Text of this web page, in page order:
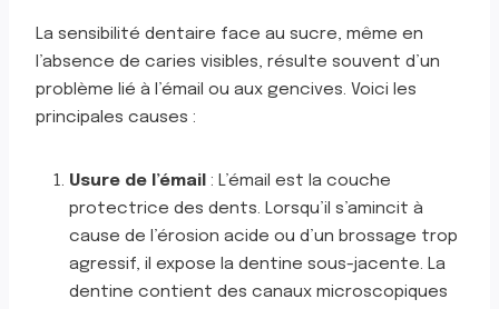
La sensibilité dentaire face au sucre, même en
l’absence de caries visibles, résulte souvent d’un
problème lié à l’émail ou aux gencives. Voici les
principales causes :
Usure de l’émail : L’émail est la couche
protectrice des dents. Lorsqu’il s’amincit à
cause de l’érosion acide ou d’un brossage trop
agressif, il expose la dentine sous-jacente. La
dentine contient des canaux microscopiques